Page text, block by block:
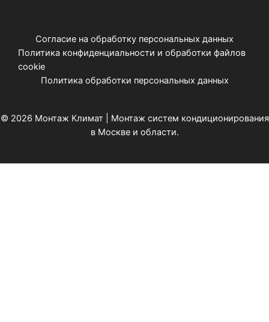
Согласие на обработку персональных данных
Политика конфиденциальности и обработки файлов
cookie
Политика обработки персональных данных
© 2026 Монтаж Климат | Монтаж систем кондиционирования
в Москве и области.